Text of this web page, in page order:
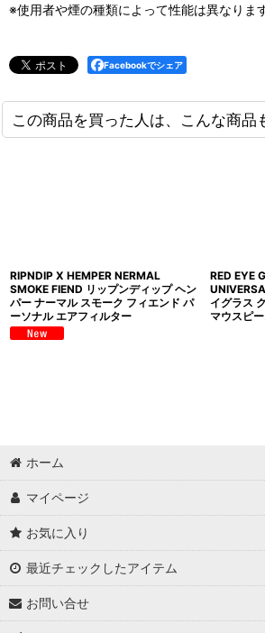
※使用者や煙の種類によって性能は異なりま
Facebookでシェア
この商品を買った人は、こんな商品
RIPNDIP X HEMPER NERMAL
SMOKE FIEND リップンディップ ヘン
パー ナーマル スモーク フィエンド パ
ーソナル エアフィルター
RED EYE
イグラス
マウスピ
ホーム
マイページ
お気に入り
最近チェックしたアイテム
お問い合せ